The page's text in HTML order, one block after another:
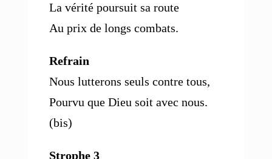
La vérité poursuit sa route
Au prix de longs combats.
Refrain
Nous lutterons seuls contre tous,
Pourvu que Dieu soit avec nous.
(bis)
Strophe 3